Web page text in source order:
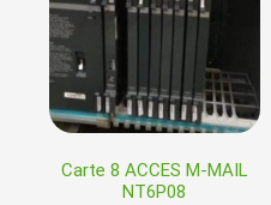
Carte 8 ACCES M-MAIL
NT6P08